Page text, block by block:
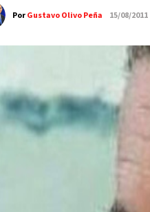
PorGustavo Olivo Peña 15/08/